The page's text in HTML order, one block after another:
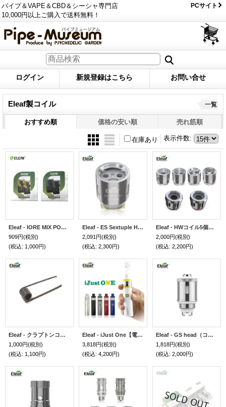
パイプ＆VAPE＆CBD＆シーシャ専門店
10,000円以上ご購入で送料無料！
PCサイト
ログイン 新規登録はこちら お問い合せ
Eleaf製コイル 一覧
おすすめ順 価格の安い順 売れ筋順
表示件数:
在庫あり
Eleaf - IORE MIX POD イーリーフ イオレミックス 交換用ポッド（2個入り）
909円(税別)
(税込: 1,000円)
Eleaf - ES Sextuple Head 0.17Ω【コイル5個セット／MELO300用】
2,091円(税別)
(税込: 2,300円)
Eleaf - HWコイル5個セット【ELLOシリーズ／iStick Pico S Kit／iStick Pico25 Kit／ iJust Nexgen用】
2,000円(税別)
(税込: 2,200円)
Eleaf - クラプトンコイル 0.85Ω（プリメイド・10個入り）
1,000円(税別)
(税込: 1,100円)
Eleaf - iJust One【電子タバコ／VAPEスターターキット】
3,818円(税別)
(税込: 4,200円)
Eleaf - GS head（コイルヘッド・5個セット）
1,818円(税別)
(税込: 2,000円)